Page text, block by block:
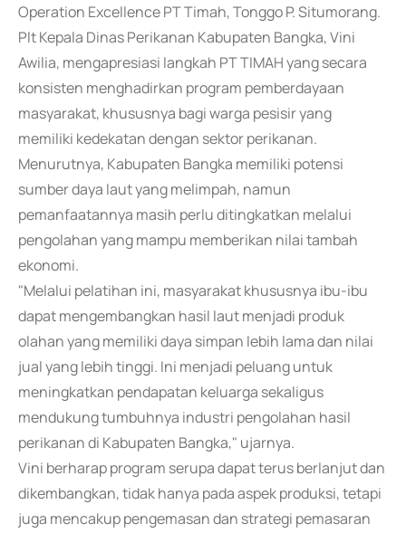
Operation Excellence PT Timah, Tonggo P. Situmorang.
Plt Kepala Dinas Perikanan Kabupaten Bangka, Vini
Awilia, mengapresiasi langkah PT TIMAH yang secara
konsisten menghadirkan program pemberdayaan
masyarakat, khususnya bagi warga pesisir yang
memiliki kedekatan dengan sektor perikanan.
Menurutnya, Kabupaten Bangka memiliki potensi
sumber daya laut yang melimpah, namun
pemanfaatannya masih perlu ditingkatkan melalui
pengolahan yang mampu memberikan nilai tambah
ekonomi.
"Melalui pelatihan ini, masyarakat khususnya ibu-ibu
dapat mengembangkan hasil laut menjadi produk
olahan yang memiliki daya simpan lebih lama dan nilai
jual yang lebih tinggi. Ini menjadi peluang untuk
meningkatkan pendapatan keluarga sekaligus
mendukung tumbuhnya industri pengolahan hasil
perikanan di Kabupaten Bangka," ujarnya.
Vini berharap program serupa dapat terus berlanjut dan
dikembangkan, tidak hanya pada aspek produksi, tetapi
juga mencakup pengemasan dan strategi pemasaran